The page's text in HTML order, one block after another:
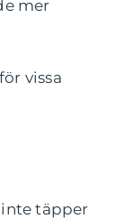
mer
vissa
täpper